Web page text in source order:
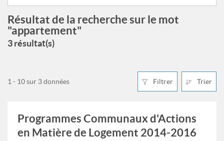
Résultat de la recherche sur le mot
"appartement"
3 résultat(s)
Filtrer Trier
1 - 10 sur 3 données
Programmes Communaux d'Actions
en Matière de Logement 2014-2016